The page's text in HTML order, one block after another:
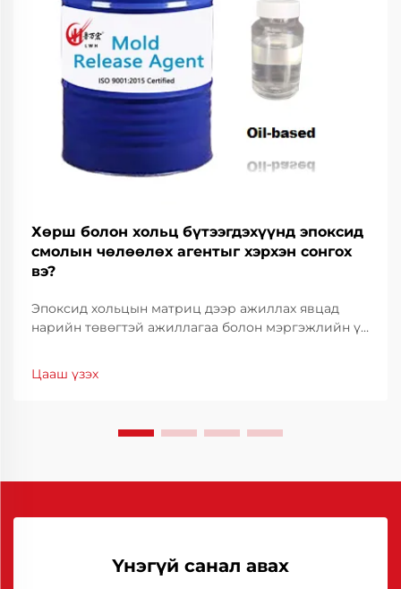
Хөрш болон хольц бүтээгдэхүүнд эпоксид
смолын чөлөөлөх агентыг хэрхэн сонгох
вэ?
Эпоксид хольцын матриц дээр ажиллах явцад
нарийн төвөгтэй ажиллагаа болон мэргэжлийн үр
хольцын тусгаарлагч нь танд матрицаас хэлбэр
Цааш үзэх
Үнэгүй санал авах